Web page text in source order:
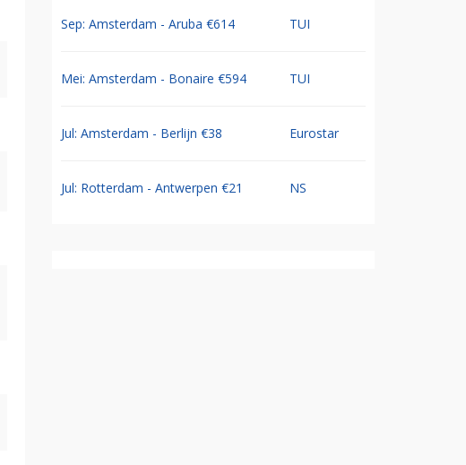
Sep: Amsterdam - Aruba €614 TUI
Mei: Amsterdam - Bonaire €594 TUI
Jul: Amsterdam - Berlijn €38 Eurostar
Jul: Rotterdam - Antwerpen €21 NS